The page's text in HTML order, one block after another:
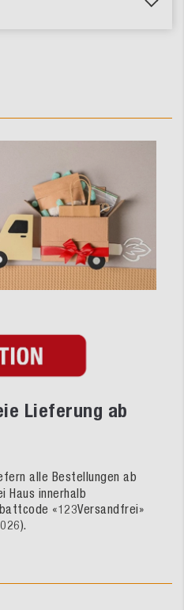
Lieferung ab
alle Bestellungen ab
Haus innerhalb
«123Versandfrei»